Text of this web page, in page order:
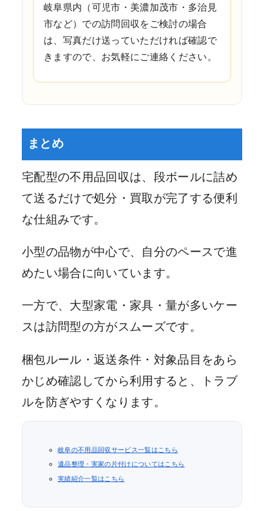
岐阜県内（可児市・美濃加茂市・多治見
市など）での訪問回収をご検討の場合
は、写真だけ送っていただければ確認で
きますので、お気軽にご連絡ください。
まとめ
宅配型の不用品回収は、段ボールに詰め
て送るだけで処分・買取が完了する便利
な仕組みです。
小型の品物が中心で、自分のペースで進
めたい場合に向いています。
一方で、大型家電・家具・量が多いケー
スは訪問型の方がスムーズです。
梱包ルール・返送条件・対象品目をあら
かじめ確認してから利用すると、トラブ
ルを防ぎやすくなります。
岐阜の不用品回収サービス一覧はこちら
遺品整理・実家の片付けについてはこちら
実績紹介一覧はこちら